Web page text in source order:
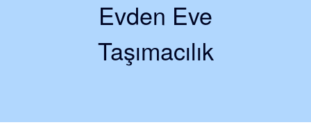
Evden Eve
Taşımacılık